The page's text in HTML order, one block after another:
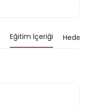
Eğitim İçeriği Hedef